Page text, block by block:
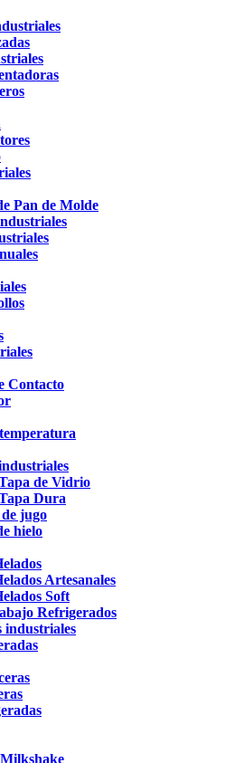
Pan de Molde
Contacto
de Vidrio
Dura
jugo
hielo
Artesanales
Soft
Refrigerados
industriales